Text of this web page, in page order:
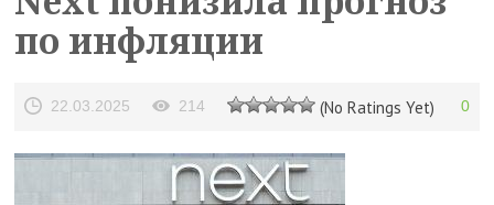
по инфляции
22.03.2025 214 (No Ratings Yet) 0